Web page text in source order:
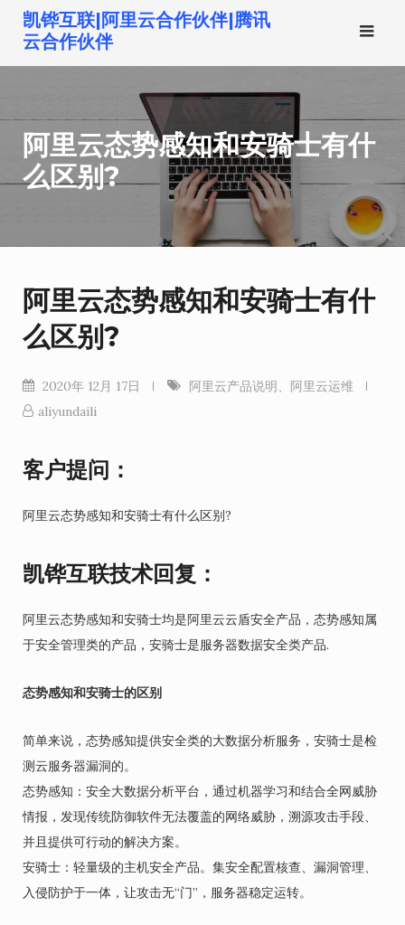
到
凯铧互联|阿里云合作伙伴|腾讯
云合作伙伴
阿里云态势感知和安骑士有什
么区别?
阿里云态势感知和安骑士有什
么区别?
2020年 12月 17日 阿里云产品说明、 阿里云运维
aliyundaili
客户提问：
阿里云态势感知和安骑士有什么区别?
凯铧互联技术回复：
阿里云态势感知和安骑士均是阿里云云盾安全产品，态势感知属
于安全管理类的产品，安骑士是服务器数据安全类产品.
态势感知和安骑士的区别
简单来说，态势感知提供安全类的大数据分析服务，安骑士是检
测云服务器漏洞的。
态势感知：安全大数据分析平台，通过机器学习和结合全网威胁
情报，发现传统防御软件无法覆盖的网络威胁，溯源攻击手段、
并且提供可行动的解决方案。
安骑士：轻量级的主机安全产品。集安全配置核查、漏洞管理、
入侵防护于一体，让攻击无“门”，服务器稳定运转。